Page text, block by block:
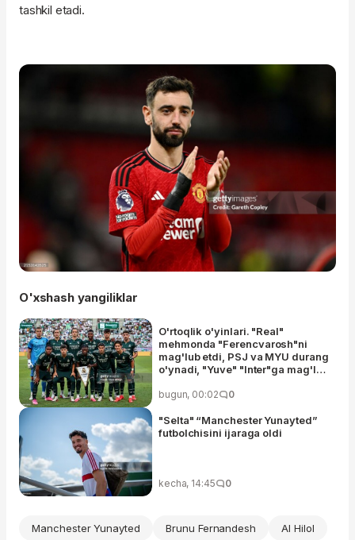
tashkil etadi.
O'xshash yangiliklar
O'rtoqlik o'yinlari. "Real"
mehmonda "Ferencvarosh"ni
mag'lub etdi, PSJ va MYU durang
o'ynadi, "Yuve" "Inter"ga mag'lub
etdi
bugun, 00:02 0
"Selta" “Manchester Yunayted”
futbolchisini ijaraga oldi
kecha, 14:45 0
Manchester Yunayted Brunu Fernandesh Al Hilol